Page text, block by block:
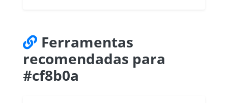
Ferramentas
recomendadas para
#cf8b0a